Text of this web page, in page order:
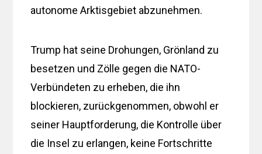
autonome Arktisgebiet abzunehmen.
Trump hat seine Drohungen, Grönland zu
besetzen und Zölle gegen die NATO-
Verbündeten zu erheben, die ihn
blockieren, zurückgenommen, obwohl er
seiner Hauptforderung, die Kontrolle über
die Insel zu erlangen, keine Fortschritte